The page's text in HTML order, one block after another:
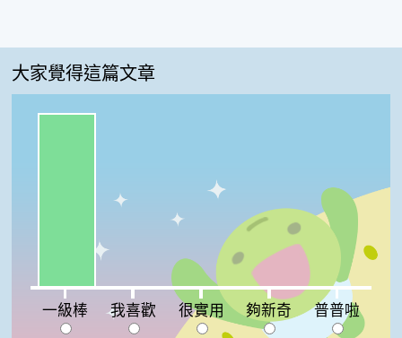
大家覺得這篇文章
我喜歡:0% 很實用:0% 夠新奇:0%普普啦:0%
一級棒 我喜歡 很實用 夠新奇 普普啦